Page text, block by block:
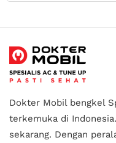
Dokter Mobil bengkel
terkemuka di Indonesia.
sekarang. Dengan